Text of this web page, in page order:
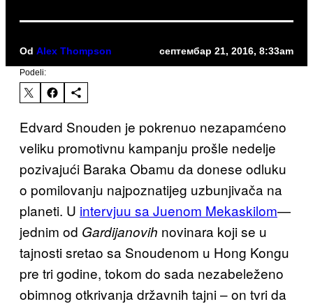
Od Alex Thompson септембар 21, 2016, 8:33am
Podeli:
Edvard Snouden je pokrenuo nezapamćeno
veliku promotivnu kampanju prošle nedelje
pozivajući Baraka Obamu da donese odluku
o pomilovanju najpoznatijeg uzbunjivača na
planeti. U intervjuu sa Juenom Mekaskilom—
jednim od Gardijanovih novinara koji se u
tajnosti sretao sa Snoudenom u Hong Kongu
pre tri godine, tokom do sada nezabeleženo
obimnog otkrivanja državnih tajni – on tvri da